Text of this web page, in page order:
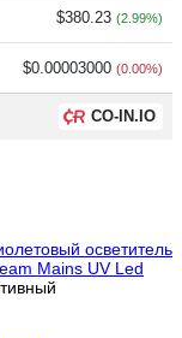
$380.23 (2.99%)
$0.00003000 (0.00%)
CO-IN.IO
Mains UV Led